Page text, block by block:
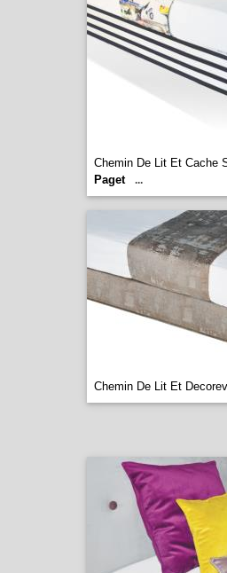
Chemin De Lit Et Cache
Paget
...
Chemin De Lit Et